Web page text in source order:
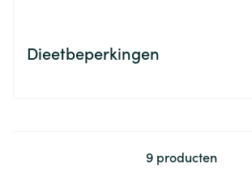
Dieetbeperkingen
9 producten